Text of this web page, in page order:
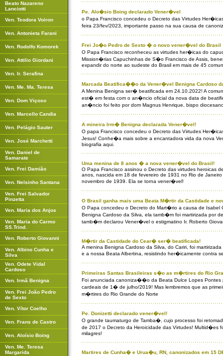
Beato Nazareno
Lanciotti
Ven. Teodora Voiron
Ven. Antonieta Farani
Ven. Rodolfo Komorek
Ven. Attilio Giordani
Ven. Ir. Serafina
Ven. Me. Ma. Teresa
Ven. Dom Viçoso
Ven. Marcello Candia
Ven. Pelágio Sauter
Ven. José Marchetti
Ven. Daniel de
Samarate
Ven. Frei Damião
Ven. Nelsinho Santana
Ven. Frei Salvador
Pinzetta
Ven. Maria dos Anjos
Ven. Maria do Carmo
SS.Trind.
Ven. Roberto Giovanni
Ven. Albino Cunha e
Silva
Ven. Odete Vidal
Cardoso
Ven. Irmã Benigna
Ven. Frei João Pedro
de Sexto
Ven. Vítor Coelho
Ven. Frans de Castro
Ven. Aloísio Boing
Ven. Me. Teresa
Margarida
Pe. Alo�sio Boing declarado Vener�vel
o Papa Francisco concedeu o Decreto das Virtudes
feira 23/fev/2023, importante passo na sua causa de
Frei Jo�o Pedro de Sexto � o novo vener�vel do Brasil
O Papa Francisco reconheceu as virtudes her�icas do
Mission�rias Capuchinhas de S�o Francisco de Assis,
expandir do norte ao sudeste do Brasil em mais de 45
Marcada Beatifica��o da Vener�vel Benigna Cardoso
A Menina Benigna ser� beatificada em 24.10.2022! A
est� em festa com o an�ncio oficial da nova data de
an�ncio foi feito por dom Magnus Henrique, bispo
A mineira Irm� Benigna declarada Vener�vel!
O papa Francisco concedeu o Decreto das Virtudes
Jesus! Conhe�a mais sobre a encantadora vida da nova
biografia aqui.
Uma menina de 8 anos � a nova vener�vel do Brasil!
O Papa Francisco assinou o Decreto das virtudes heroicas
anos, nascida em 18 de fevereiro de 1931 no Rio de
novembro de 1939. Ela se torna vener�vel!
O Brasil ganha mais uma Beata M�rtir da Castidade e
O Papa concedeu o Decreto do Mart�rio a causa de Isabel
Benigna Cardoso da Silva, ela tamb�m foi martirizada por
tamb�m declarou Vener�vel o estigmatino Ir. Roberto
M�rtir da Castidade do Cear� ser� beatificada!
A menina Benigna Cardoso da Silva, do Cariri, foi
e a nossa Beata Albertina, resistindo her�icamente contra
Primeiras Santas Brasileiras s�o as m�rtires do Rio
Foi anunciada canoniza��o da Beata Dulce Lopes Pontes
cardeais de 1� de julho/2019! Mas lembremos que as
m�rtires do Rio Grande do Norte
Pe. Donizetti declarado vener�vel!
O grande taumaturgo de Tamba�, cujo processo foi
de 2017 o Decreto da Heroicidade das Virtudes! Multid�es
milagres!
Martires de Cunha� e Urua�u, RN, canonizados em 15